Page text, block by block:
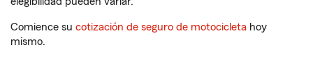
Comience su cotización de seguro de motocicleta hoy
mismo.